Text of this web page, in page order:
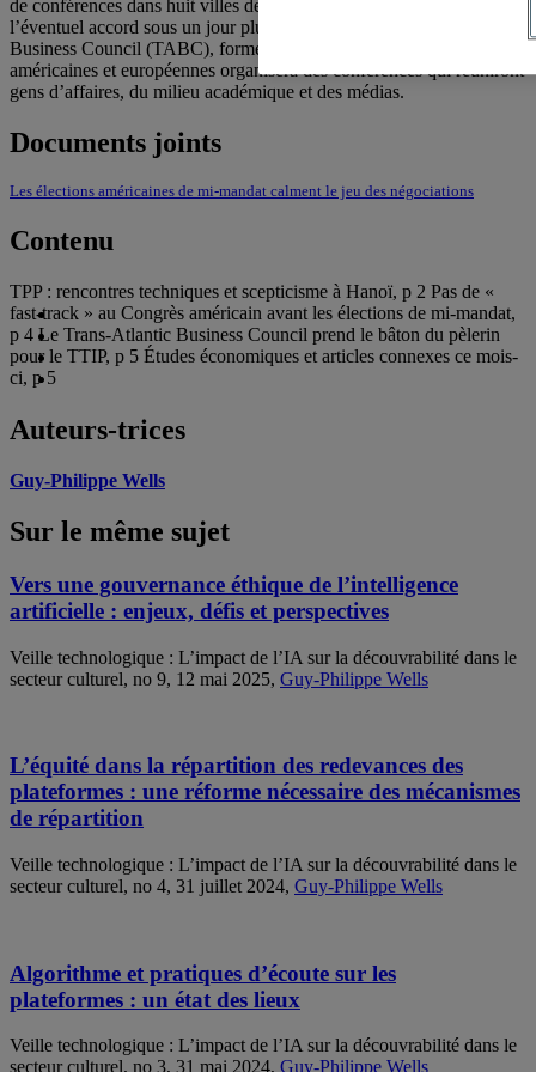
de conférences dans huit villes des États-Unis pour présenter
l’éventuel accord sous un jour plus positif. Le Trans-Atlantic
Business Council (TABC), formé de plusieurs grandes entreprises
américaines et européennes organisera des conférences qui réuniront
gens d’affaires, du milieu académique et des médias.
Documents joints
Les élections américaines de mi-mandat calment le jeu des négociations
Contenu
TPP : rencontres techniques et scepticisme à Hanoï, p 2 Pas de «
fast-track » au Congrès américain avant les élections de mi-mandat,
p 4 Le Trans-Atlantic Business Council prend le bâton du pèlerin
pour le TTIP, p 5 Études économiques et articles connexes ce mois-
ci, p 5
Auteurs-trices
Guy-Philippe Wells
Sur le même sujet
Vers une gouvernance éthique de l’intelligence
artificielle : enjeux, défis et perspectives
Veille technologique : L’impact de l’IA sur la découvrabilité dans le
secteur culturel, no 9, 12 mai 2025, Guy-Philippe Wells
L’équité dans la répartition des redevances des
plateformes : une réforme nécessaire des mécanismes
de répartition
Veille technologique : L’impact de l’IA sur la découvrabilité dans le
secteur culturel, no 4, 31 juillet 2024, Guy-Philippe Wells
Algorithme et pratiques d’écoute sur les
plateformes : un état des lieux
Veille technologique : L’impact de l’IA sur la découvrabilité dans le
secteur culturel, no 3, 31 mai 2024, Guy-Philippe Wells